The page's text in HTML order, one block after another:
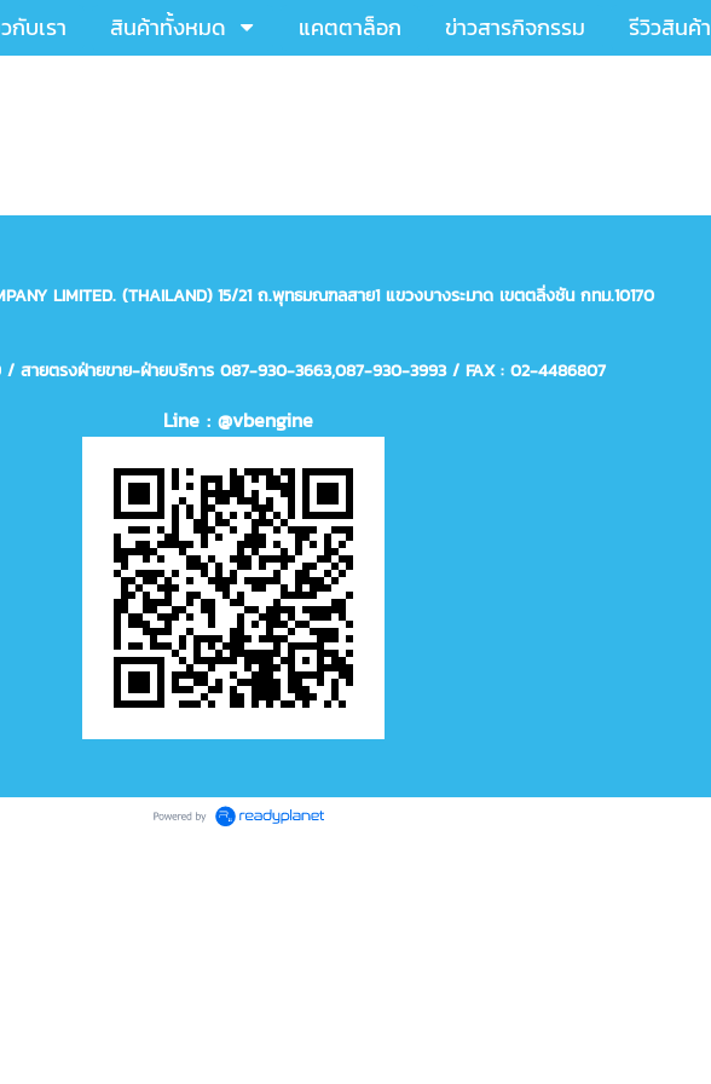
กับเรา สินค้าทั้งหมด แคตตาล็อก ข่าวสารกิจกรรม รีวิวสินค้า
LIMITED. (THAILAND)15/21 ถ.พุทธมณฑลสาย1 แขวงบางระมาด เขตตลิ่งชัน กทม.10170
/ สายตรงฝ่ายขาย-ฝ่ายบริการ 087-930-3663,087-930-3993/ FAX : 02-4486807
Line : @vbengine